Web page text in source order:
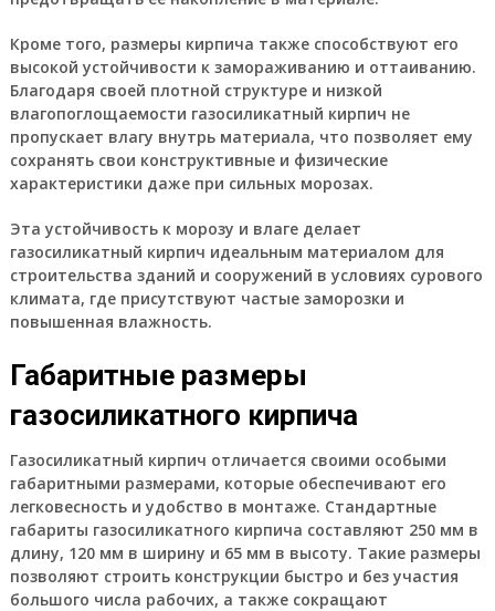
Кроме того, размеры кирпича также способствуют его
высокой устойчивости к замораживанию и оттаиванию.
Благодаря своей плотной структуре и низкой
влагопоглощаемости газосиликатный кирпич не
пропускает влагу внутрь материала, что позволяет ему
сохранять свои конструктивные и физические
характеристики даже при сильных морозах.
Эта устойчивость к морозу и влаге делает
газосиликатный кирпич идеальным материалом для
строительства зданий и сооружений в условиях сурового
климата, где присутствуют частые заморозки и
повышенная влажность.
Габаритные размеры
газосиликатного кирпича
Газосиликатный кирпич отличается своими особыми
габаритными размерами, которые обеспечивают его
легковесность и удобство в монтаже. Стандартные
габариты газосиликатного кирпича составляют 250 мм в
длину, 120 мм в ширину и 65 мм в высоту. Такие размеры
позволяют строить конструкции быстро и без участия
большого числа рабочих, а также сокращают